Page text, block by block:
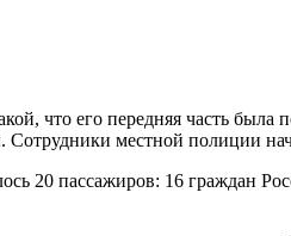
что его передняя часть
местной полиции
20 пассажиров: 16 граждан